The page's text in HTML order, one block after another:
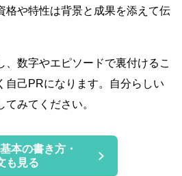
格や特性は背景と成果を添えて伝
、数字やエピソードで裏付けるこ
自己PRになります。自分らしい
みてください。
本の書き方・
も見る